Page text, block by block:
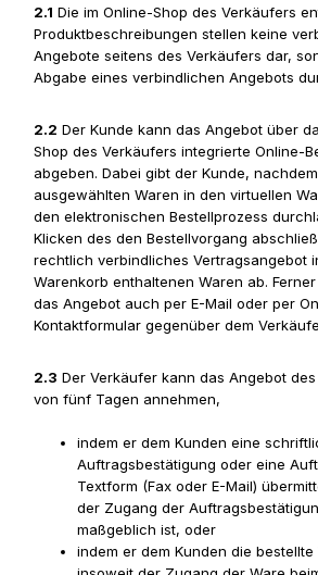
2.1 Die im Online-Shop des Verkäufers
Produktbeschreibungen stellen keine
Angebote seitens des Verkäufers dar,
Abgabe eines verbindlichen Angebots
2.2 Der Kunde kann das Angebot über
Shop des Verkäufers integrierte Online-
abgeben. Dabei gibt der Kunde,
ausgewählten Waren in den virtuellen
den elektronischen Bestellprozess
Klicken des den Bestellvorgang
rechtlich verbindliches Vertragsangebot
Warenkorb enthaltenen Waren ab.
das Angebot auch per E-Mail oder per
Kontaktformular gegenüber dem
2.3 Der Verkäufer kann das Angebot
von fünf Tagen annehmen,
indem er dem Kunden eine
Auftragsbestätigung oder eine
Textform (Fax oder E-Mail)
der Zugang der
maßgeblich ist, oder
indem er dem Kunden die